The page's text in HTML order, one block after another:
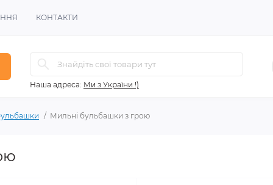
КОНТАКТИ
Наша адреса: Ми з України !)
Мильні бульбашки з грою